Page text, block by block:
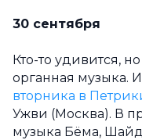
30 сентября
Кто-то удивится,
органная музыка.
вторника в
Ужви (Москва). В
музыка Бёма,